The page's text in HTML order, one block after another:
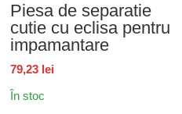
Piesa de separatie
cutie cu eclisa pentru
impamantare
79,23 lei
În stoc